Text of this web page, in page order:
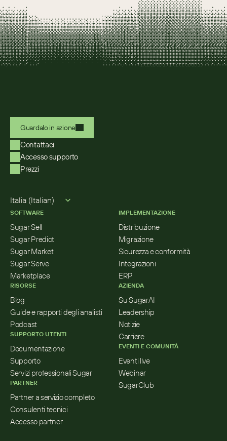
Guardalo in azione
Contattaci
Accesso supporto
Prezzi
Italia (Italian)
SOFTWARE
Sugar Sell
Sugar Predict
Sugar Market
Sugar Serve
Marketplace
RISORSE
Blog
Guide e rapporti degli analisti
Podcast
SUPPORTO UTENTI
Documentazione
Supporto
Servizi professionali Sugar
PARTNER
Partner a servizio completo
Consulenti tecnici
Accesso partner
IMPLEMENTAZIONE
Distribuzione
Migrazione
Sicurezza e conformità
Integrazioni
ERP
AZIENDA
Su SugarAI
Leadership
Notizie
Carriere
EVENTI E COMUNITÀ
Eventi live
Webinar
SugarClub